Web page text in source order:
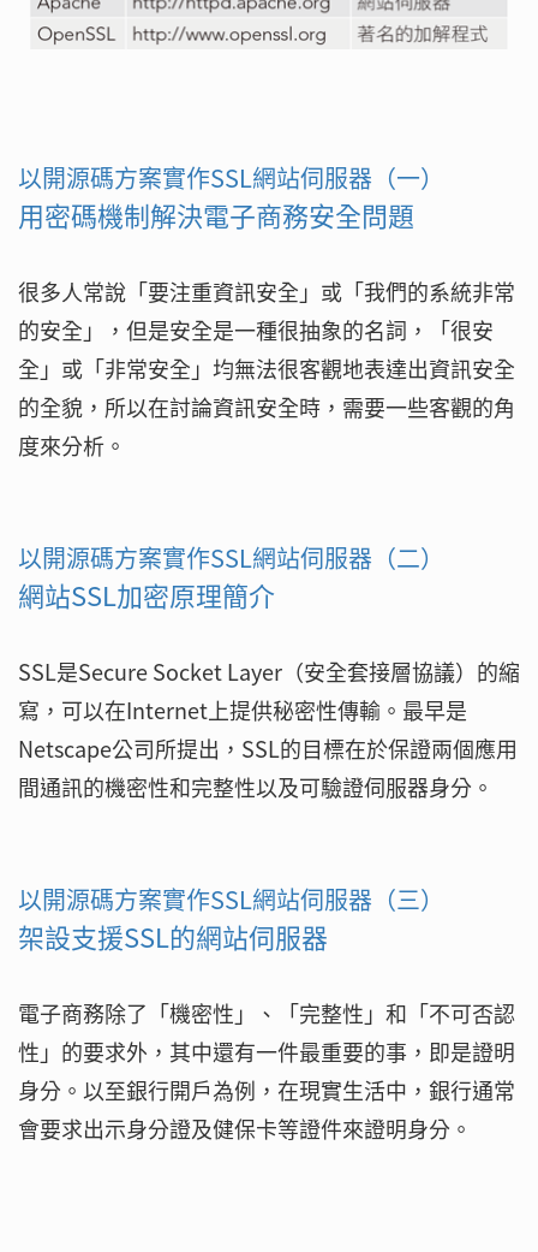
以開源碼方案實作SSL網站伺服器（一）
用密碼機制解決電子商務安全問題
很多人常說「要注重資訊安全」或「我們的系統非常
的安全」，但是安全是一種很抽象的名詞，「很安
全」或「非常安全」均無法很客觀地表達出資訊安全
的全貌，所以在討論資訊安全時，需要一些客觀的角
度來分析。
以開源碼方案實作SSL網站伺服器（二）
網站SSL加密原理簡介
SSL是Secure Socket Layer（安全套接層協議）的縮
寫，可以在Internet上提供秘密性傳輸。最早是
Netscape公司所提出，SSL的目標在於保證兩個應用
間通訊的機密性和完整性以及可驗證伺服器身分。
以開源碼方案實作SSL網站伺服器（三）
架設支援SSL的網站伺服器
電子商務除了「機密性」、「完整性」和「不可否認
性」的要求外，其中還有一件最重要的事，即是證明
身分。以至銀行開戶為例，在現實生活中，銀行通常
會要求出示身分證及健保卡等證件來證明身分。